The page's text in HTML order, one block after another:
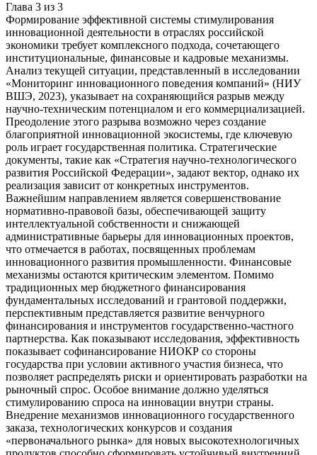
Глава 3 из 3
Формирование эффективной системы стимулирования
инновационной деятельности в отраслях российской
экономики требует комплексного подхода, сочетающего
институциональные, финансовые и кадровые механизмы.
Анализ текущей ситуации, представленный в исследовании
«Мониторинг инновационного поведения компаний» (НИУ
ВШЭ, 2023), указывает на сохраняющийся разрыв между
научно-техническим потенциалом и его коммерциализацией.
Преодоление этого разрыва возможно через создание
благоприятной инновационной экосистемы, где ключевую
роль играет государственная политика. Стратегические
документы, такие как «Стратегия научно-технологического
развития Российской Федерации», задают вектор, однако их
реализация зависит от конкретных инструментов.
Важнейшим направлением является совершенствование
нормативно-правовой базы, обеспечивающей защиту
интеллектуальной собственности и снижающей
административные барьеры для инновационных проектов,
что отмечается в работах, посвященных проблемам
инновационного развития промышленности. Финансовые
механизмы остаются критическим элементом. Помимо
традиционных мер бюджетного финансирования
фундаментальных исследований и грантовой поддержки,
перспективным представляется развитие венчурного
финансирования и инструментов государственно-частного
партнерства. Как показывают исследования, эффективность
показывает софинансирование НИОКР со стороны
государства при условии активного участия бизнеса, что
позволяет распределять риски и ориентировать разработки на
рыночный спрос. Особое внимание должно уделяться
стимулированию спроса на инновации внутри страны.
Внедрение механизмов инновационного государственного
заказа, технологических конкурсов и создания
«первоначального рынка» для новых высокотехнологичных